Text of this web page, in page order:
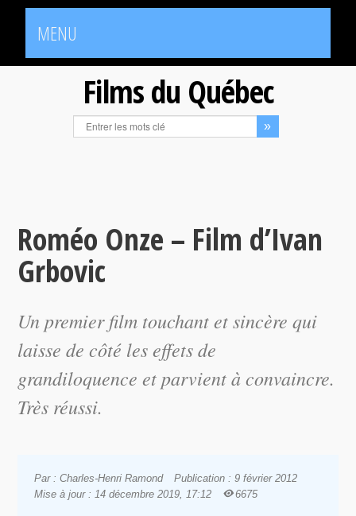
MENU
Films du Québec
Roméo Onze – Film d’Ivan
Grbovic
Un premier film touchant et sincère qui
laisse de côté les effets de
grandiloquence et parvient à convaincre.
Très réussi.
Par : Charles-Henri Ramond
Publication : 9 février 2012
Mise à jour : 14 décembre 2019, 17:12
6675